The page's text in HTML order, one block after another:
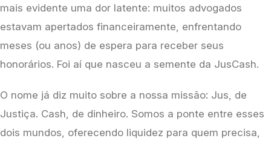
mais evidente uma dor latente: muitos advogados
estavam apertados financeiramente, enfrentando
meses (ou anos) de espera para receber seus
honorários. Foi aí que nasceu a semente da JusCash.
O nome já diz muito sobre a nossa missão: Jus, de
Justiça. Cash, de dinheiro. Somos a ponte entre esses
dois mundos, oferecendo liquidez para quem precisa,